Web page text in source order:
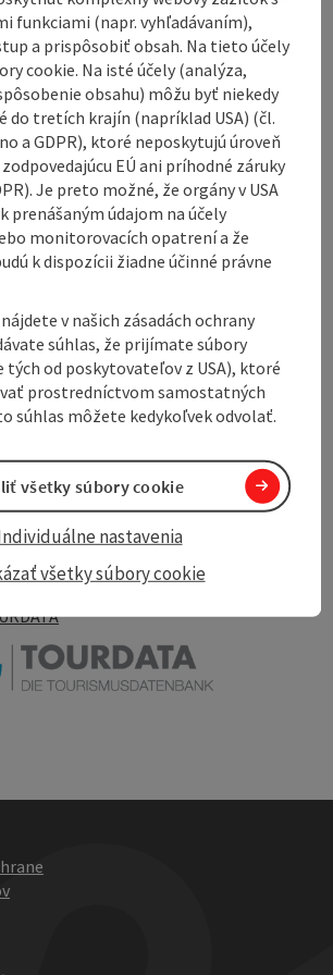
Nearby
funkciami (napr. vyhľadávaním),
a prispôsobiť obsah. Na tieto účely
cookie. Na isté účely (analýza,
obsahu) môžu byť niekedy
do tretích krajín (napríklad USA) (čl.
a GDPR), ktoré neposkytujú úroveň
EÚ ani príhodné záruky
Je preto možné, že orgány v USA
prenášaným údajom na účely
monitorovacích opatrení a že
k dispozícii žiadne účinné právne
v našich zásadách ochrany
súhlas, že prijímate súbory
tých od poskytovateľov z USA), ktoré
prostredníctvom samostatných
súhlas môžete kedykoľvek odvolať.
všetky súbory cookie
nastavenia
všetky súbory cookie